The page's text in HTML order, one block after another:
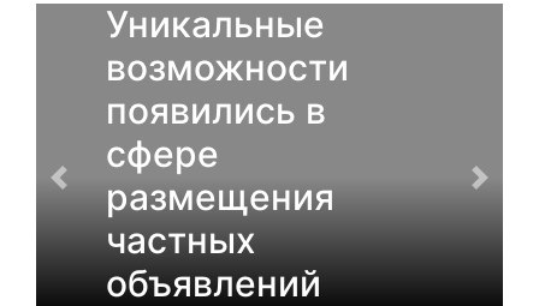
Уникальные
возможности
появились в
сфере
размещения
частных
объявлений